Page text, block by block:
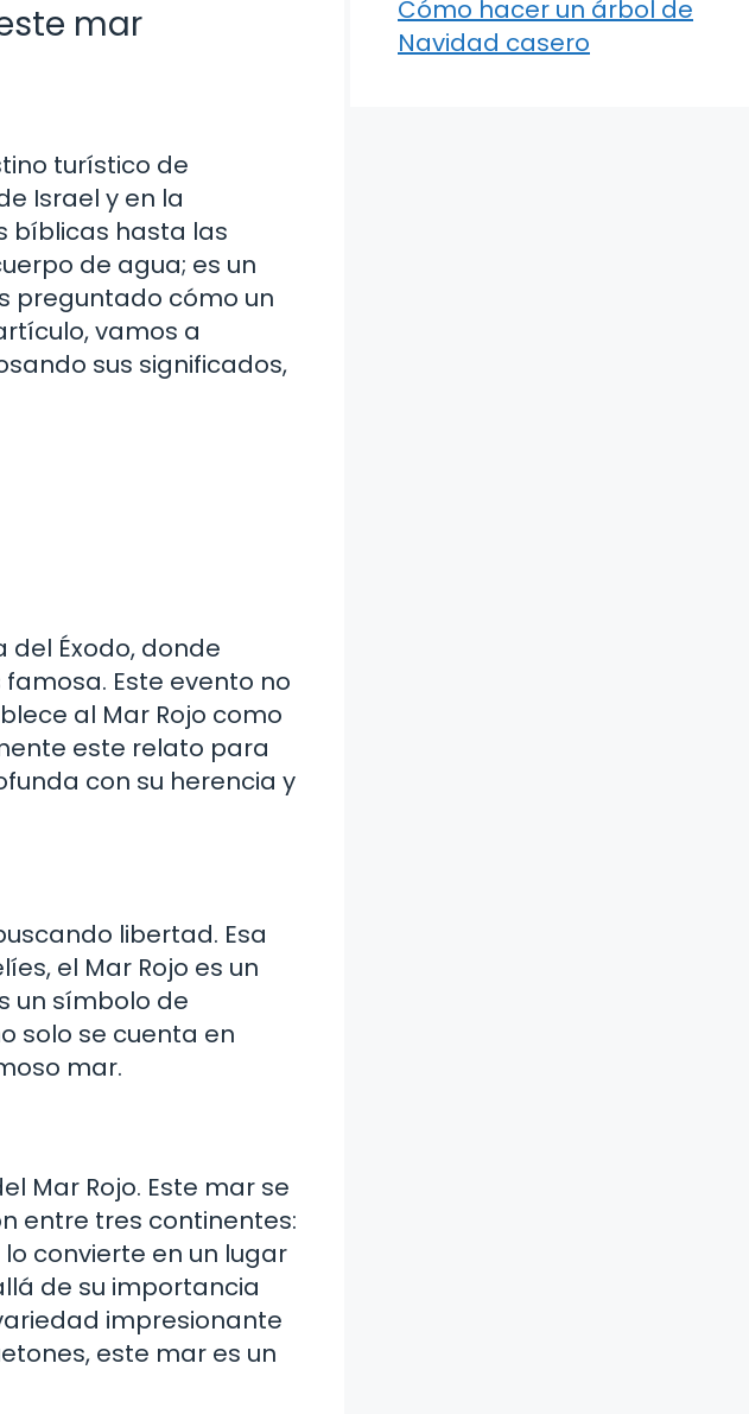
mar
turístico de
Israel y en la
bíblicas hasta las
de agua; es un
preguntado cómo un
vamos a
sus significados,
del Éxodo, donde
Este evento no
al Mar Rojo como
este relato para
con su herencia y
libertad. Esa
el Mar Rojo es un
un símbolo de
solo se cuenta en
mar.
Mar Rojo. Este mar se
entre tres continentes:
lo convierte en un lugar
de su importancia
impresionante
este mar es un
Cómo hacer un árbol de
Navidad casero